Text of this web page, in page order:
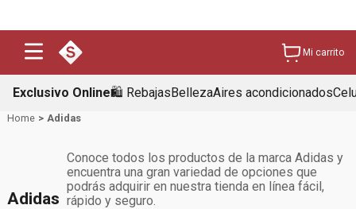
Mi carrito
Exclusivo Online🛍️ RebajasBellezaAires acondicionados
Adidas
Adidas
Conoce todos los productos de la marca Adidas y
encuentra una gran variedad de opciones que
podrás adquirir en nuestra tienda en línea fácil,
rápido y seguro.